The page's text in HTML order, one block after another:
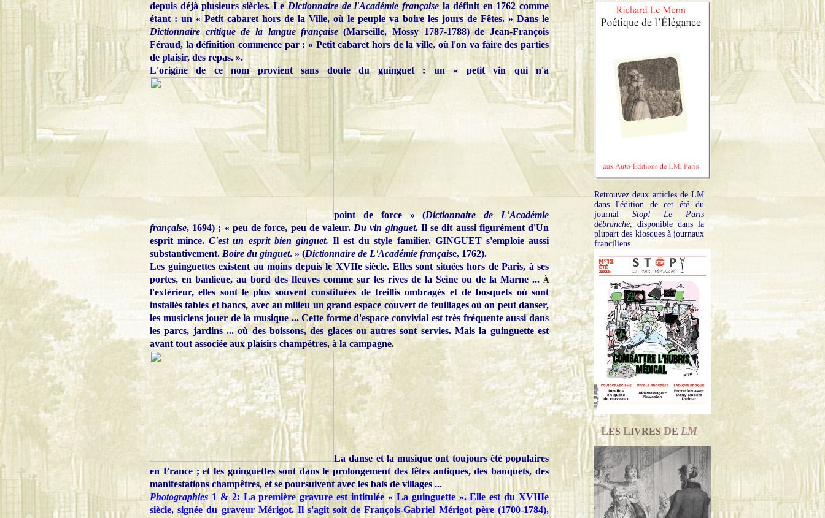
depuis déjà plusieurs siècles. LeDictionnaire de l'Académie françaisela définit en 1762 comme
étant : un « Petit cabaret hors de la Ville, où le peuple va boire les jours de Fêtes. » Dans le
Dictionnaire critique de la langue française(Marseille, Mossy 1787-1788) de Jean-François
Féraud, la définition commence par : « Petit cabaret hors de la ville, où l'on va faire des parties
de plaisir, des repas. ».
L'origine de ce nom provient sans doute du guinguet : un « petit vin qui n'a
point de force » (Dictionnaire de L'Académie
française, 1694) ; « peu de force, peu de valeur. Du vin ginguet. Il se dit aussi figurément d'Un
esprit mince. C'est un esprit bien ginguet. Il est du style familier.GINGUET s'emploie aussi
substantivement. Boire du ginguet. » (Dictionnaire de L'Académie française, 1762).
Les guinguettes existent au moins depuis le XVIIe siècle. Elles sont situées hors de Paris, à ses
portes, en banlieue, au bord des fleuves comme sur les rives de la Seine ou de la Marne ... À
l'extérieur, elles sont le plus souvent constituées de treillis ombragés et de bosquets où sont
installés tables et bancs, avec au milieu un grand espace couvert de feuillages où on peut danser,
les musiciens jouer de la musique ... Cette forme d'espace convivial est très fréquente aussi dans
les parcs, jardins ... où des boissons, des glaces ou autres sont servies. Mais la guinguette est
avant tout associée aux plaisirs champêtres, à la campagne.
La danse et la musique ont toujours été populaires
en France ; et les guinguettes sont dans le prolongement des fêtes antiques, des banquets, des
manifestations champêtres, et se poursuivent avec les bals de villages ...
Photographies 1 & 2: La première gravure est intitulée « La guinguette ». Elle est du XVIIIe
siècle, signée du graveur Mérigot. Il s'agit soit de François-Gabriel Mérigot père (1700-1784),
Retrouvez deux articles de LM
dans l'édition de cet été du
journal Stop! Le Paris
débranché, disponible dans la
plupart des kiosques à journaux
franciliens.
LES LIVRESDE LM